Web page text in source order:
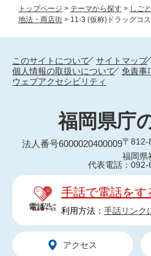
トップページ > テーマから探す > しご
地法・商店街 > 11-3 (仮称)ドラッグコ
このサイトについて
サイトマップ
個人情報の取扱いについて
免責事
ウェブアクセシビリティ
福岡県庁
法人番号6000020400009〒812-
福岡県
代表電話：092-
手話で電話をす
利用方法： 手話リンク
アクセス